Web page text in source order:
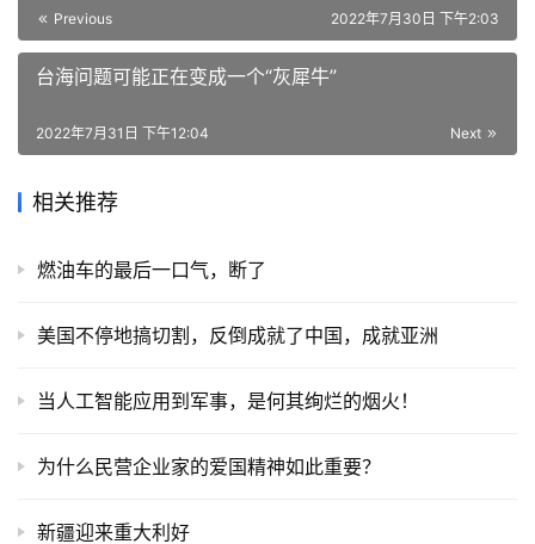
Previous 2022年7月30日 下午2:03
台海问题可能正在变成一个“灰犀牛”
Next
2022年7月31日 下午12:04
相关推荐
燃油车的最后一口气，断了
美国不停地搞切割，反倒成就了中国，成就亚洲
当人工智能应用到军事，是何其绚烂的烟火！
为什么民营企业家的爱国精神如此重要？
新疆迎来重大利好